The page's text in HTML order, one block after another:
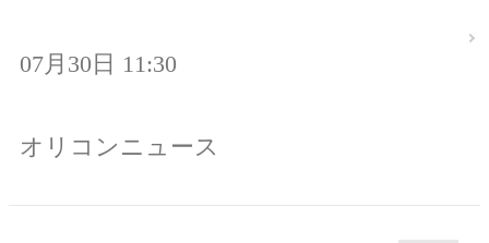
07月30日 11:30
オリコンニュース